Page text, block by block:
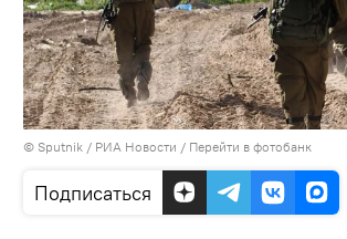
© Sputnik / РИА Новости / Перейти в фотобанк
Подписаться